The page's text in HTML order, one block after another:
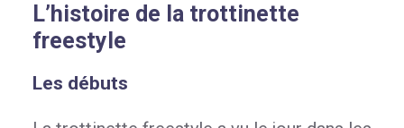
L’histoire de la trottinette
freestyle
Les débuts